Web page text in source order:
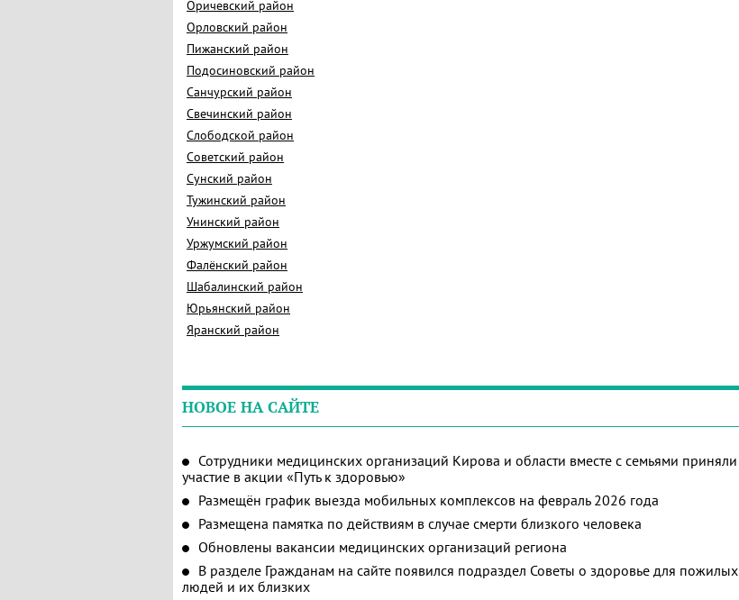
Оричевский район
Орловский район
Пижанский район
Подосиновский район
Санчурский район
Свечинский район
Слободской район
Советский район
Сунский район
Тужинский район
Унинский район
Уржумский район
Фалёнский район
Шабалинский район
Юрьянский район
Яранский район
НОВОЕ НА САЙТЕ
Сотрудники медицинских организаций Кирова и области вместе с семьями приняли
участие в акции «Путь к здоровью»
Размещён график выезда мобильных комплексов на февраль 2026 года
Размещена памятка по действиям в случае смерти близкого человека
Обновлены вакансии медицинских организаций региона
В разделе Гражданам на сайте появился подраздел Советы о здоровье для пожилых
людей и их близких